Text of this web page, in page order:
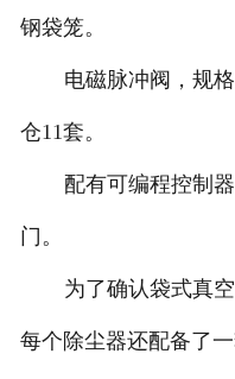
钢袋笼。
电磁脉冲阀，规
仓11套。
配有可编程控制
门。
为了确认袋式真
每个除尘器还配备了